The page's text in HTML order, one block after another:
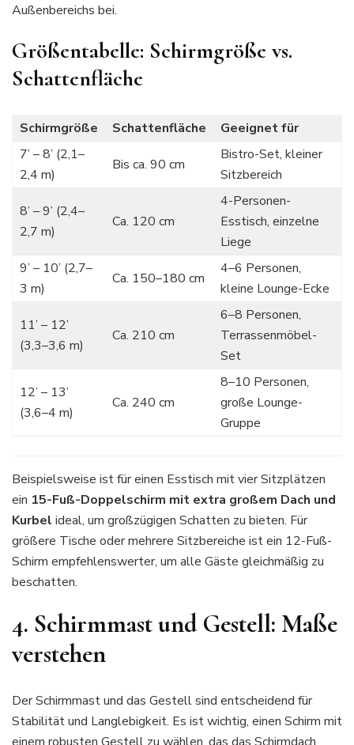
Außenbereichs bei.
Größentabelle: Schirmgröße vs.
Schattenfläche
Schirmgröße Schattenfläche
Geeignet für
7’ – 8’ (2,1–
2,4 m)
Bis ca. 90 cm
Bistro-Set, kleiner
Sitzbereich
8’ – 9’ (2,4–
2,7 m)
Ca. 120 cm
4-Personen-
Esstisch, einzelne
Liege
9’ – 10’ (2,7–
3 m)
Ca. 150–180 cm
4–6 Personen,
kleine Lounge-Ecke
11’ – 12’
(3,3–3,6 m)
Ca. 210 cm
6–8 Personen,
Terrassenmöbel-
Set
12’ – 13’
(3,6–4 m)
Ca. 240 cm
8–10 Personen,
große Lounge-
Gruppe
Beispielsweise ist für einen Esstisch mit vier Sitzplätzen
ein 15-Fuß-Doppelschirm mit extra großem Dach und
Kurbel ideal, um großzügigen Schatten zu bieten. Für
größere Tische oder mehrere Sitzbereiche ist ein 12-Fuß-
Schirm empfehlenswerter, um alle Gäste gleichmäßig zu
beschatten.
4. Schirmmast und Gestell: Maße
verstehen
Der Schirmmast und das Gestell sind entscheidend für
Stabilität und Langlebigkeit. Es ist wichtig, einen Schirm mit